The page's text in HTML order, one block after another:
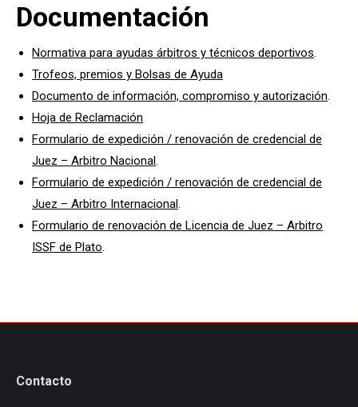
Documentación
Normativa para ayudas árbitros y técnicos deportivos.
Trofeos, premios y Bolsas de Ayuda
Documento de información, compromiso y autorización.
Hoja de Reclamación
Formulario de expedición / renovación de credencial de
Juez – Arbitro Nacional.
Formulario de expedición / renovación de credencial de
Juez – Arbitro Internacional.
Formulario de renovación de Licencia de Juez – Arbitro
ISSF de Plato.
Contacto